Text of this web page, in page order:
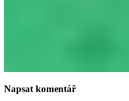
Napsat komentář